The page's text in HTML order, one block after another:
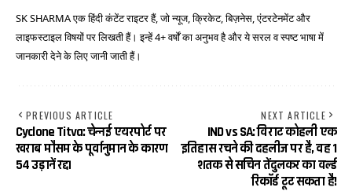
SK SHARMA एक हिंदी कंटेंट राइटर हैं, जो न्यूज, क्रिकेट, बिज़नेस, एंटरटेनमेंट और
लाइफस्टाइल विषयों पर लिखती हैं। इन्हें 4+ वर्षों का अनुभव है और ये सरल व स्पष्ट भाषा में
जानकारी देने के लिए जानी जाती हैं।
PREVIOUS ARTICLE
Cyclone Titva: चेन्नई एयरपोर्ट पर
खराब मौसम के पूर्वानुमान के कारण
54 उड़ानें रद्द।
NEXT ARTICLE
IND vs SA: विराट कोहली एक
इतिहास रचने की दहलीज पर है, वह 1
शतक से सचिन तेंदुलकर का वर्ल्ड
रिकॉर्ड टूट सकता है!